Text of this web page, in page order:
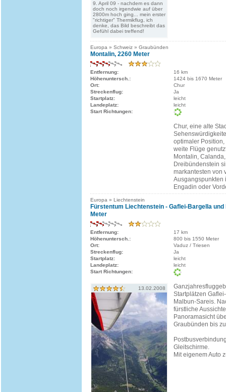
9. April 09 - nachdem es dann
doch noch irgendwie auf über
2800m hoch ging... mein erster
"richtiger" Thermikflug, ich
denke, das Bild beschreibt das
Gefühl dabei treffend!
Europa » Schweiz » Graubünden
Montalin, 2260 Meter
Entfernung:
16 km
Höhenuntersch.:
1424 bis 1670 Meter
Ort:
Chur
Streckenflug:
Ja
Startplatz:
leicht
Landeplatz:
leicht
Start Richtungen:
Chur, eine alte
optimaler Position,
weite Flüge
Montalin,
Dreibündenstein
markantesten von
Ausgangspunkten
Engadin oder
Europa » Liechtenstein
Fürstentum Liechtenstein - Gaflei-Bargella und
Meter
Entfernung:
17 km
Höhenuntersch.:
800 bis 1550 Meter
Ort:
Vaduz / Triesen
Streckenflug:
Ja
Startplatz:
leicht
Landeplatz:
leicht
Start Richtungen:
13.02.2008
Startplätzen
Malbun-Sareis.
fürstliche
Panoramasicht
Graubünden bis
Gleitschirme.
Mit eigenem Auto